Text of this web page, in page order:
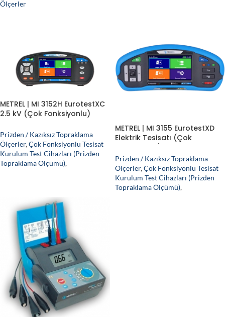
Ölçerler
METREL | MI 3152H EurotestXC
2.5 kV (Çok Fonksiyonlu)
Prizden / Kazıksız Topraklama
Ölçerler,Çok Fonksiyonlu Tesisat
Kurulum Test Cihazları (Prizden
Topraklama Ölçümü),
METREL | MI 3155 EurotestXD
Elektrik Tesisatı (Çok
Prizden / Kazıksız Topraklama
Ölçerler,Çok Fonksiyonlu Tesisat
Kurulum Test Cihazları (Prizden
Topraklama Ölçümü),